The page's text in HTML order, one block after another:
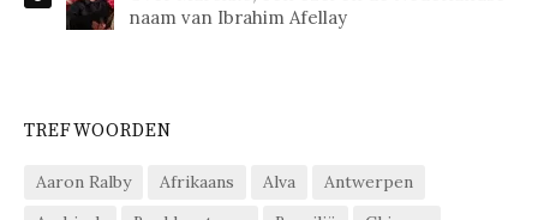
naam van Ibrahim Afellay
TREFWOORDEN
Aaron Ralby Afrikaans Alva
Antwerpen